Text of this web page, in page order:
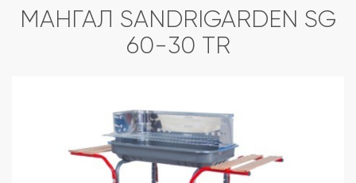
МАНГАЛ SANDRIGARDEN SG
60-30 TR